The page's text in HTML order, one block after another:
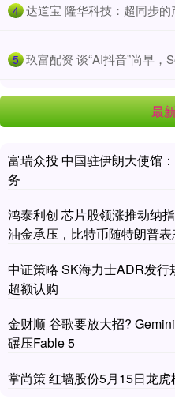
4 达道宝 隆华科技：超同步
5 玖富配资 谈“AI抖音”尚早，
最
富瑞众投 中国驻伊朗大使馆
务
鸿泰利创 芯片股领涨推动纳
油金承压，比特币随特朗普
中证策略 SK海力士ADR发
超额认购
金财顺 谷歌要放大招?
碾压Fable 5
掌尚策 红墙股份5月15日龙虎